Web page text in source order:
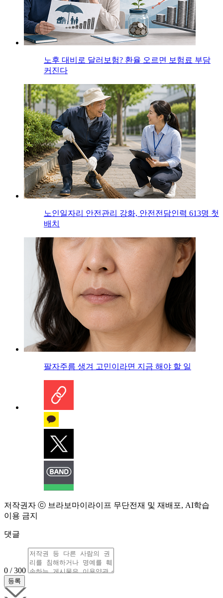
노후 대비로 달러보험? 환율 오르면 보험료 부담
커진다
노인일자리 안전관리 강화, 안전전담인력 613명 첫
배치
팔자주름 생겨 고민이라면 지금 해야 할 일
저작권자 ⓒ 브라보마이라이프 무단전재 및 재배포, AI학습
이용 금지
댓글
0 / 300